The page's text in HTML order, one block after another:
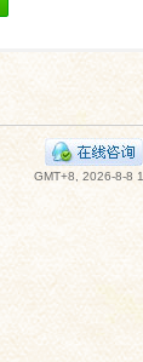
GMT+8, 2026-8-8